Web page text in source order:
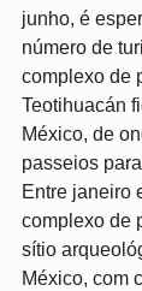
junho, é
número de
complexo de
Teotihuacán
México, de
passeios
Entre janeiro
complexo de
sítio
México, com